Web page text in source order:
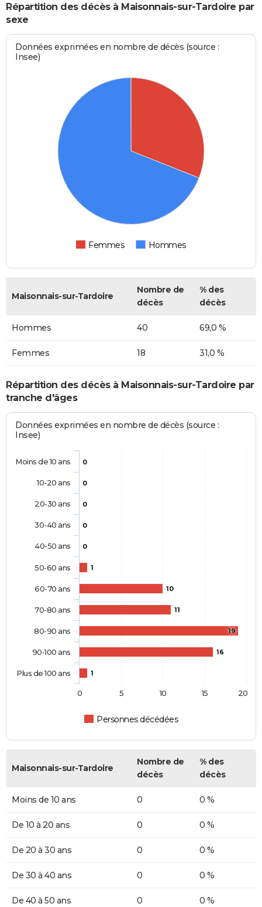
Répartition des décès à Maisonnais-sur-Tardoire par
sexe
Données exprimées en nombre de décès (source :
Insee)
Femmes Hommes
Maisonnais-sur-Tardoire
Nombre de
décès
% des
décès
Hommes 40 69,0 %
Femmes 18 31,0 %
Répartition des décès à Maisonnais-sur-Tardoire par
tranche d'âges
Données exprimées en nombre de décès (source :
Insee)
0
0
0
0
0
1
10
11
19
16
1
Personnes décédées
Moins de 10 ans
10-20 ans
20-30 ans
30-40 ans
40-50 ans
50-60 ans
60-70 ans
70-80 ans
80-90 ans
90-100 ans
Plus de 100 ans
0 5 10 15 20
Maisonnais-sur-Tardoire
Nombre de
décès
% des
décès
Moins de 10 ans 0 0 %
De 10 à 20 ans 0 0 %
De 20 à 30 ans 0 0 %
De 30 à 40 ans 0 0 %
De 40 à 50 ans 0 0 %